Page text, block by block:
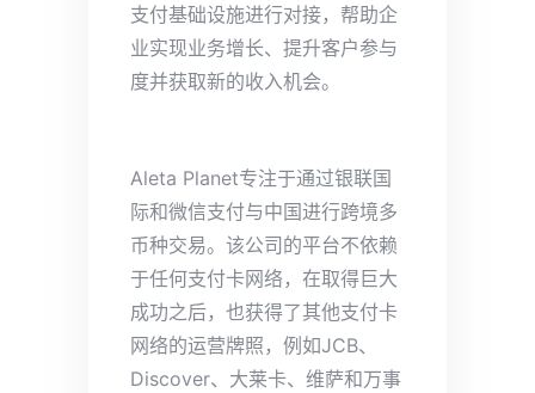
支付基础设施进行对接，帮助企
业实现业务增长、提升客户参与
度并获取新的收入机会。
Aleta Planet专注于通过银联国
际和微信支付与中国进行跨境多
币种交易。该公司的平台不依赖
于任何支付卡网络，在取得巨大
成功之后，也获得了其他支付卡
网络的运营牌照，例如JCB、
Discover、大莱卡、维萨和万事